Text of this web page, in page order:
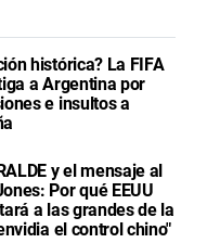
histórica? La FIFA
a Argentina por
e insultos a
y el mensaje al
Por qué EEUU
a las grandes de la
el control chino"